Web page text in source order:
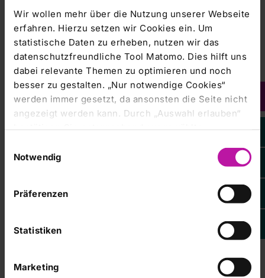
Wir wollen mehr über die Nutzung unserer Webseite
erfahren. Hierzu setzen wir Cookies ein. Um
statistische Daten zu erheben, nutzen wir das
datenschutzfreundliche Tool Matomo. Dies hilft uns
dabei relevante Themen zu optimieren und noch
besser zu gestalten. „Nur notwendige Cookies“
werden immer gesetzt, da ansonsten die Seite nicht
angezeigt werden kann. Durch „Auswahl erlauben“
bestätigen Sie entsprechend ausgewählte
erlauben Sie alle eingesetzten Cookies. Sie können
Ihre
Einstellungen anpassen. Weitere Informationen
finden Sie auch in unserer
Datenschutzerklärung
Notwendig
Präferenzen
Statistiken
Marketing
97616 Bad Neustadt a. d. Saale